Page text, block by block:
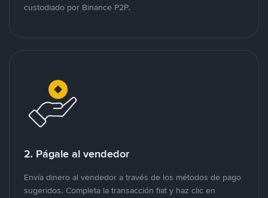
custodiado por Binance P2P.
2. Págale al vendedor
Envía dinero al vendedor a través de los métodos de pago
sugeridos. Completa la transacción fiat y haz clic en